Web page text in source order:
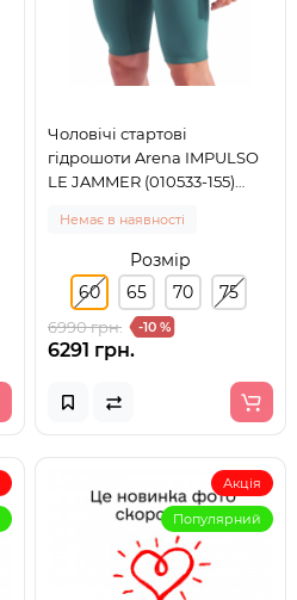
Чоловічі стартові
гідрошоти Arena IMPULSO
LE JAMMER (010533-155)
Немає в наявності
Розмір
60
65 70 75
6990 грн. -10 %
6291 грн.
Акція
Популярний